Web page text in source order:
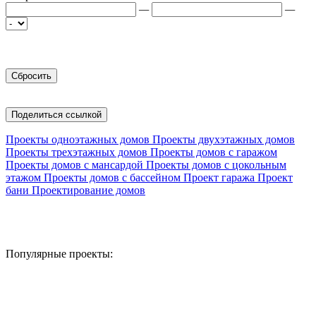
—
—
Поделиться ссылкой
Проекты одноэтажных домов Проекты двухэтажных домов
Проекты трехэтажных домов Проекты домов с гаражом
Проекты домов с мансардой Проекты домов с цокольным
этажом Проекты домов с бассейном Проект гаража Проект
бани Проектирование домов
Популярные проекты: